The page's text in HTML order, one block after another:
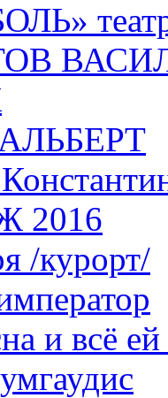
2016
/курорт/
и всё